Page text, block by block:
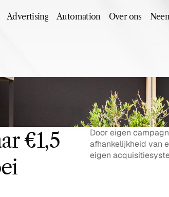
Advertising Automation Over ons
€1,5
Door eigen
afhankelijkheid van
eigen